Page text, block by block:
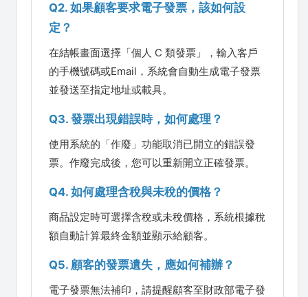
Q2. 如果顧客要求電子發票，該如何設
定？
在結帳畫面選擇「個人 C 類發票」，輸入客戶
的手機號碼或Email，系統會自動生成電子發票
並發送至指定地址或載具。
Q3. 發票出現錯誤時，如何處理？
使用系統的「作廢」功能取消已開立的錯誤發
票。作廢完成後，您可以重新開立正確發票。
Q4. 如何處理含稅與未稅的價格？
商品設定時可選擇含稅或未稅價格，系統根據稅
額自動計算最終金額並顯示給顧客。
Q5. 顧客的發票遺失，應如何補辦？
電子發票無法補印，請提醒顧客至財政部電子發